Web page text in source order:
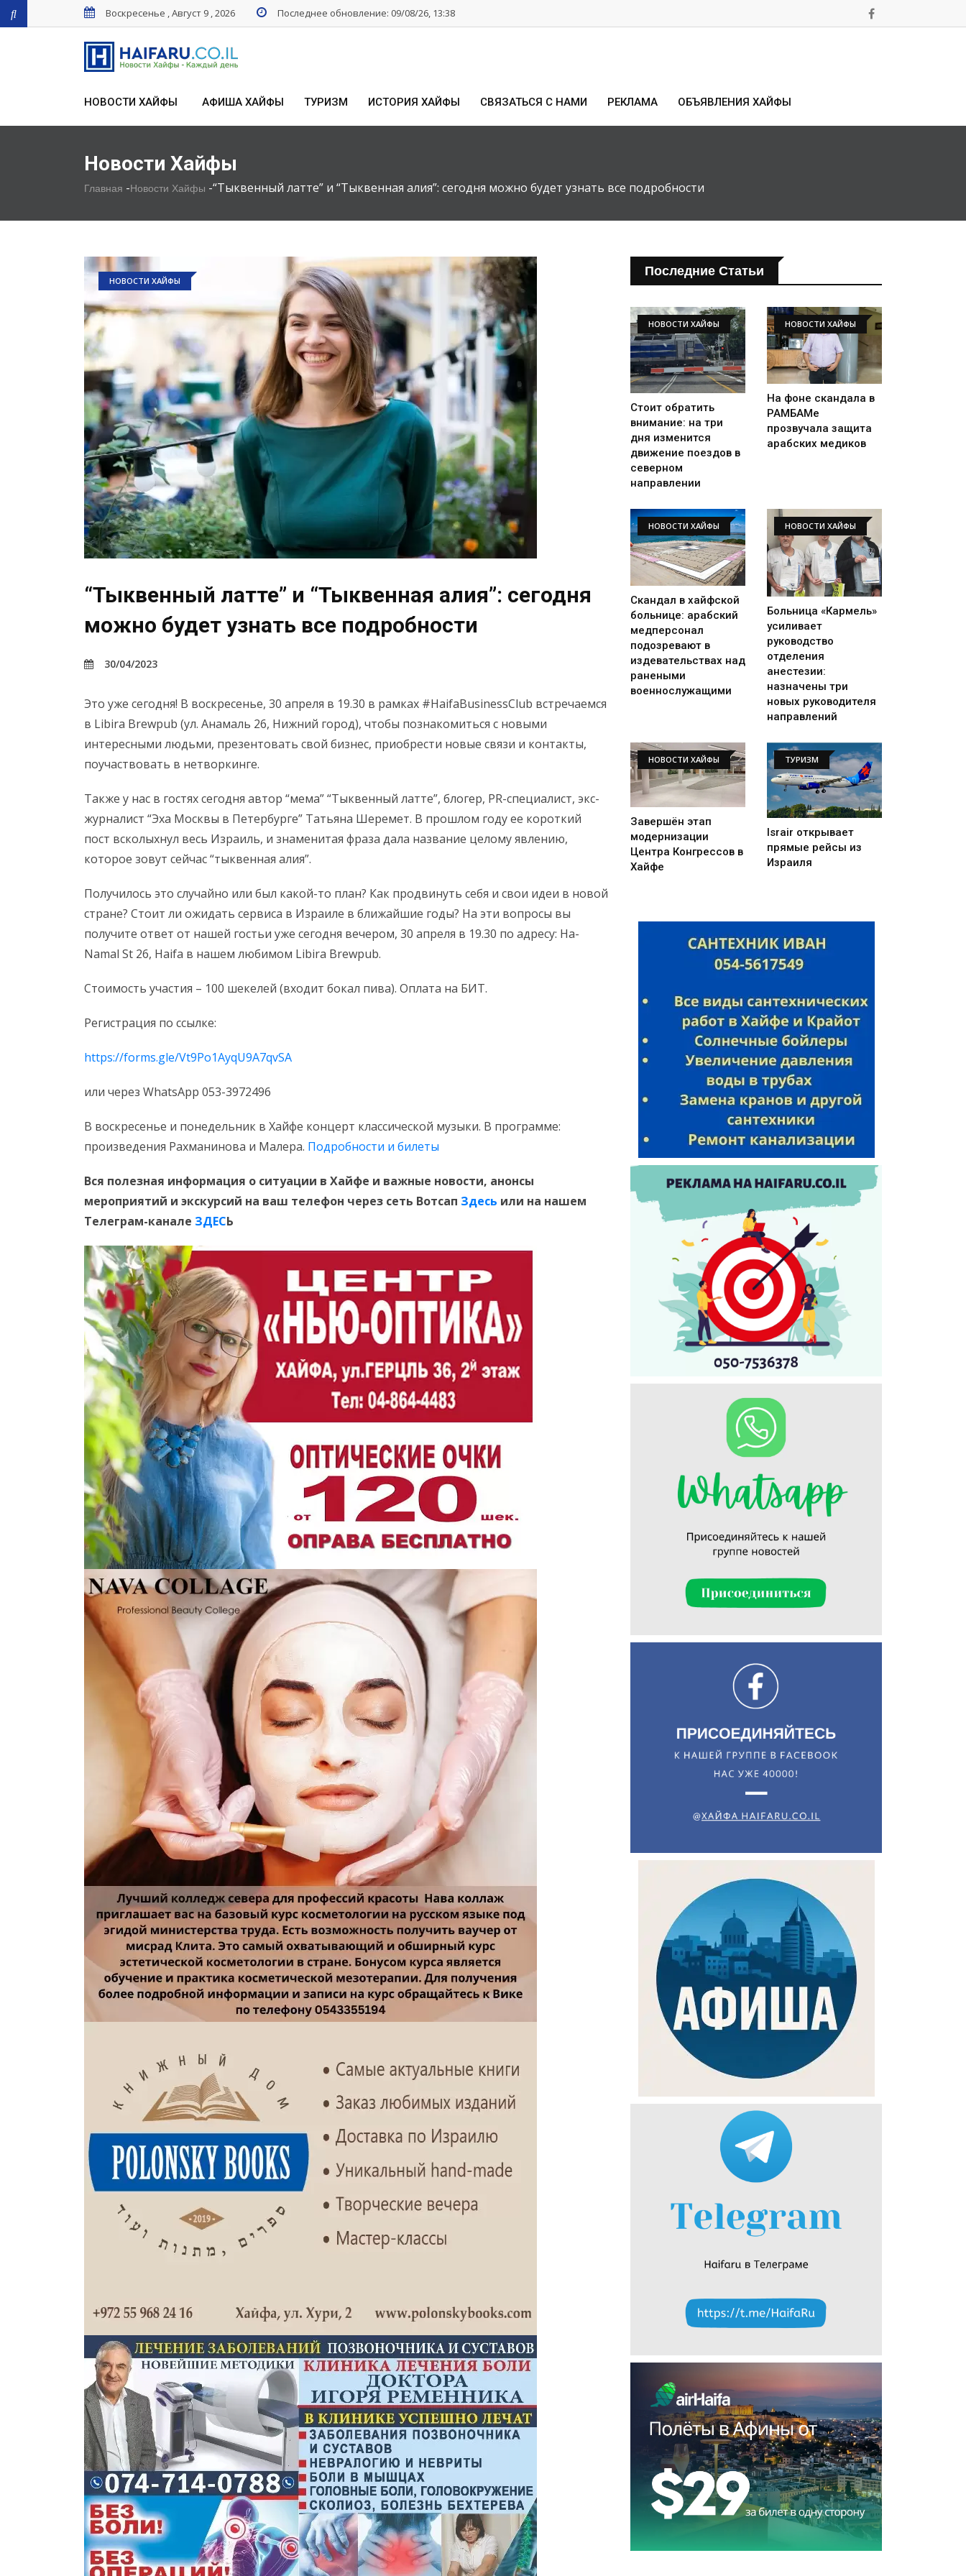
Воскресенье , Август 9 , 2026 Последнее обновление: 09/08/26, 13:38
НОВОСТИ ХАЙФЫ АФИША ХАЙФЫ ТУРИЗМ ИСТОРИЯ ХАЙФЫ СВЯЗАТЬСЯ С НАМИ РЕКЛАМА ОБЪЯВЛЕНИЯ ХАЙФЫ
Новости Хайфы
Главная -Новости Хайфы -“Тыквенный латте” и “Тыквенная алия”: сегодня можно будет узнать все подробности
НОВОСТИ ХАЙФЫ
“Тыквенный латте” и “Тыквенная алия”: сегодня
можно будет узнать все подробности
30/04/2023
Это уже сегодня! В воскресенье, 30 апреля в 19.30 в рамках #HaifaBusinessClub встречаемся
в Libira Brewpub (ул. Анамаль 26, Нижний город), чтобы познакомиться с новыми
интересными людьми, презентовать свой бизнес, приобрести новые связи и контакты,
поучаствовать в нетворкинге.
Также у нас в гостях сегодня автор “мема” “Тыквенный латте”, блогер, PR-специалист, экс-
журналист “Эха Москвы в Петербурге” Татьяна Шеремет. В прошлом году ее короткий
пост всколыхнул весь Израиль, и знаменитая фраза дала название целому явлению,
которое зовут сейчас “тыквенная алия”.
Получилось это случайно или был какой-то план? Как продвинуть себя и свои идеи в новой
стране? Стоит ли ожидать сервиса в Израиле в ближайшие годы? На эти вопросы вы
получите ответ от нашей гостьи уже сегодня вечером, 30 апреля в 19.30 по адресу: Ha-
Namal St 26, Haifa в нашем любимом Libira Brewpub.
Стоимость участия – 100 шекелей (входит бокал пива). Оплата на БИТ.
Регистрация по ссылке:
https://forms.gle/Vt9Po1AyqU9A7qvSA
или через WhatsApp 053-3972496
В воскресенье и понедельник в Хайфе концерт классической музыки. В программе:
произведения Рахманинова и Малера. Подробности и билеты
Вся полезная информация о ситуации в Хайфе и важные новости, анонсы
мероприятий и экскурсий на ваш телефон через сеть Вотсап Здесь или на нашем
Телеграм-канале ЗДЕСЬ
Последние Статьи
НОВОСТИ ХАЙФЫ
Стоит обратить
внимание: на три
дня изменится
движение поездов в
северном
направлении
НОВОСТИ ХАЙФЫ
На фоне скандала в
РАМБАМе
прозвучала защита
арабских медиков
НОВОСТИ ХАЙФЫ
Скандал в хайфской
больнице: арабский
медперсонал
подозревают в
издевательствах над
ранеными
военнослужащими
НОВОСТИ ХАЙФЫ
Больница «Кармель»
усиливает
руководство
отделения
анестезии:
назначены три
новых руководителя
направлений
НОВОСТИ ХАЙФЫ
Завершён этап
модернизации
Центра Конгрессов в
Хайфе
ТУРИЗМ
Israir открывает
прямые рейсы из
Израиля